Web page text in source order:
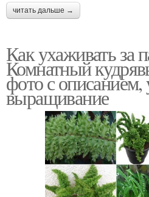
читать дальше →
Как ухаживать за
Комнатный
фото с описанием,
выращивание